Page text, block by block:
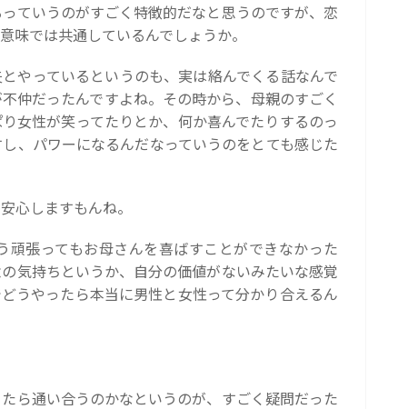
ていうのがすごく特徴的だなと思うのですが、恋
味では共通しているんでしょうか。
やっているというのも、実は絡んでくる話なんで
仲だったんですよね。その時から、母親のすごく
女性が笑ってたりとか、何か喜んでたりするのっ
、パワーになるんだなっていうのをとても感じた
心しますもんね。
張ってもお母さんを喜ばすことができなかった
気持ちというか、自分の価値がないみたいな感覚
うやったら本当に男性と女性って分かり合えるん
ら通い合うのかなというのが、すごく疑問だった